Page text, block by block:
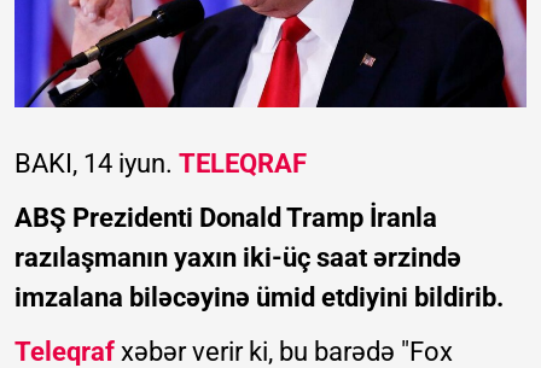
BAKI, 14 iyun. TELEQRAF
ABŞ Prezidenti Donald Tramp İranla
razılaşmanın yaxın iki-üç saat ərzində
imzalana biləcəyinə ümid etdiyini bildirib.
Teleqraf xəbər verir ki, bu barədə "Fox